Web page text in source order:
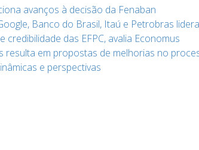
avanços à decisão da Fenaban
Banco do Brasil, Itaú e Petrobras
das EFPC, avalia Economus
resulta em propostas de melhorias no
e perspectivas